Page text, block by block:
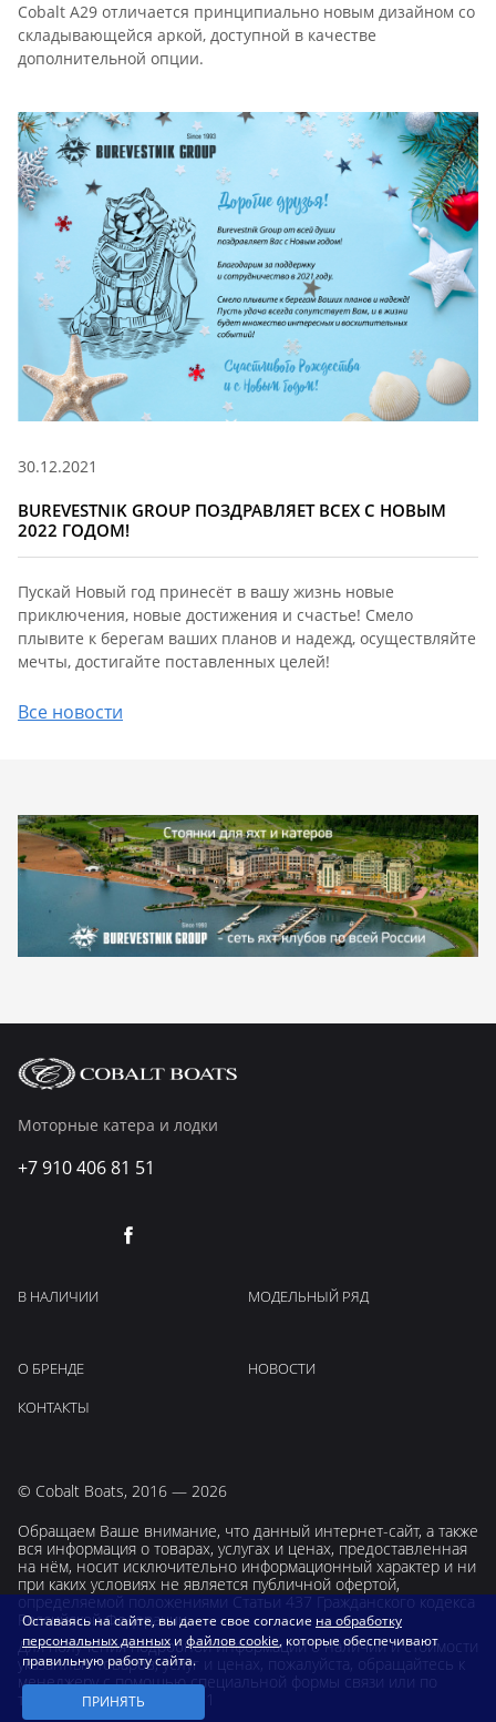
Cobalt A29 отличается принципиально новым дизайном со
складывающейся аркой, доступной в качестве
дополнительной опции.
30.12.2021
BUREVESTNIK GROUP ПОЗДРАВЛЯЕТ ВСЕХ С НОВЫМ
2022 ГОДОМ!
Пускай Новый год принесёт в вашу жизнь новые
приключения, новые достижения и счастье! Смело
плывите к берегам ваших планов и надежд, осуществляйте
мечты, достигайте поставленных целей!
Все новости
Моторные катера и лодки
+7 910 406 81 51
В НАЛИЧИИ МОДЕЛЬНЫЙ РЯД
О БРЕНДЕ
НОВОСТИ
КОНТАКТЫ
© Cobalt Boats, 2016 — 2026
Обращаем Ваше внимание, что данный интернет-сайт, а также
вся информация о товарах, услугах и ценах, предоставленная
на нём, носит исключительно информационный характер и ни
при каких условиях не является публичной офертой,
определяемой положениями Статьи 437 Гражданского кодекса
Российской Федерации.
Для получения подробной информации о наличии и стоимости
указанных товаров, услуг и ценах, пожалуйста, обращайтесь к
менеджеру с помощью специальной формы связи или по
телефону+7 910 406 81 51
Оставаясь на сайте, вы даете свое согласие на обработку
персональных данных и файлов cookie, которые обеспечивают
правильную работу сайта.
ПРИНЯТЬ